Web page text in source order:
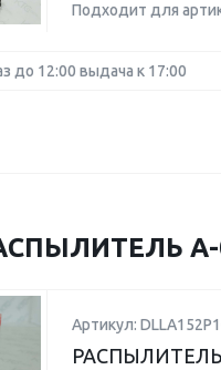
Подходит для
до 12:00 выдача к 17:00
А-
Артикул:
РАСПЫЛИТЕЛЬ